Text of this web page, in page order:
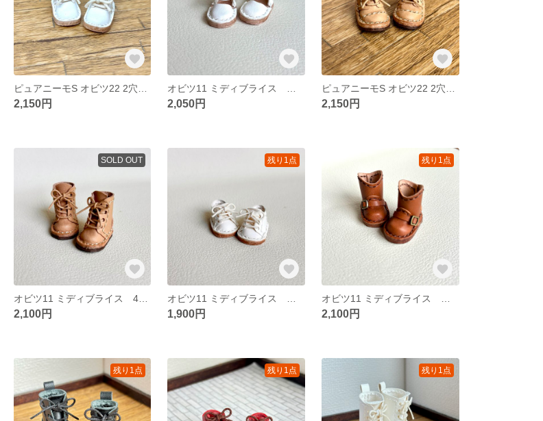
2,150円 2,050円 2,150円
SOLD OUT
オビツ11 ミディブライス 4穴 ナチュラル色 ブーツ
2,100円
残り1点
1,900円
残り1点
2,100円
残り1点 残り1点 残り1点